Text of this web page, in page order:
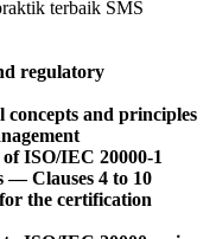
terbaik SMS
regulatory
concepts and principles
ISO/IEC 20000-1
— Clauses 4 to 10
the certification